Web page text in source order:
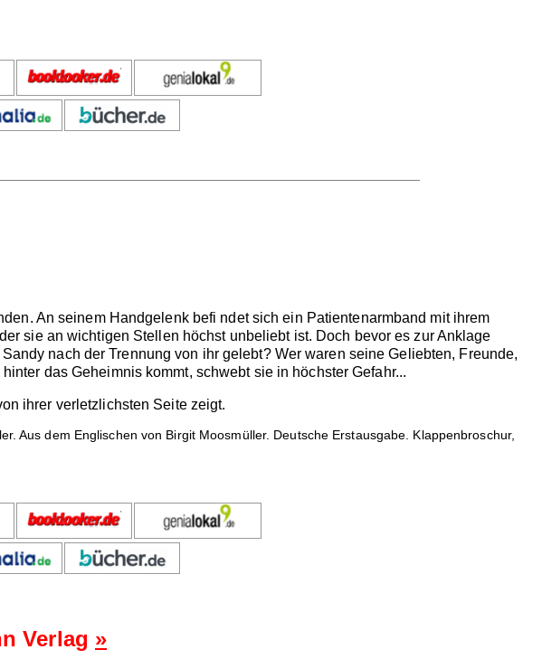
An seinem Handgelenk befi ndet sich ein Patientenarmband mit ihrem
sie an wichtigen Stellen höchst unbeliebt ist. Doch bevor es zur Anklage
nach der Trennung von ihr gelebt? Wer waren seine Geliebten, Freunde,
das Geheimnis kommt, schwebt sie in höchster Gefahr...
ihrer verletzlichsten Seite zeigt.
Aus dem Englischen von Birgit Moosmüller. Deutsche Erstausgabe. Klappenbroschur,
Verlag »